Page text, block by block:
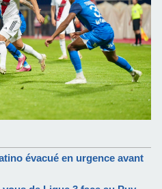
évacué en urgence avant